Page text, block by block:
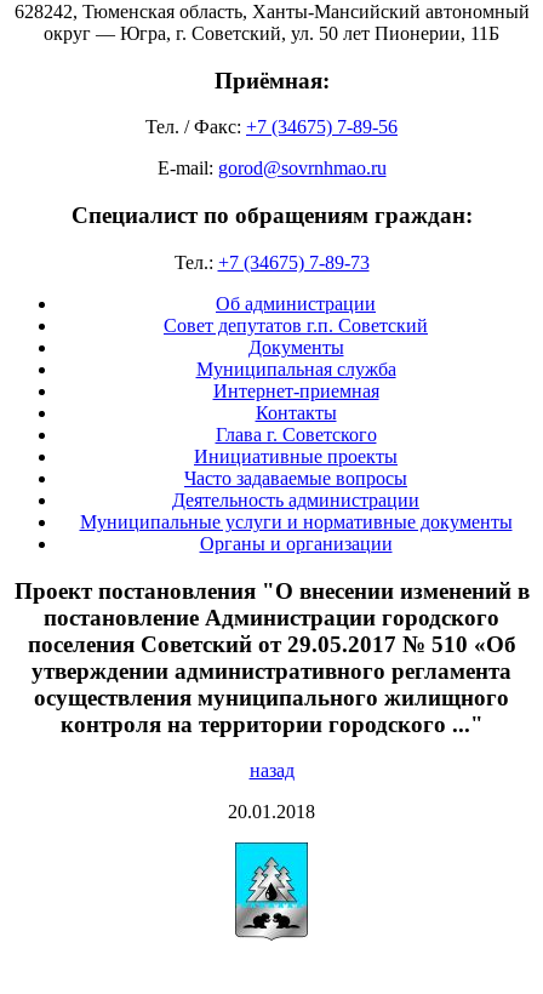
628242, Тюменская область, Ханты-Мансийский автономный
округ — Югра, г. Советский, ул. 50 лет Пионерии, 11Б
Приёмная:
Тел. / Факс: +7 (34675) 7-89-56
E-mail: gorod@sovrnhmao.ru
Специалист по обращениям граждан:
Тел.: +7 (34675) 7-89-73
Об администрации
Совет депутатов г.п. Советский
Документы
Муниципальная служба
Интернет-приемная
Контакты
Глава г. Советского
Инициативные проекты
Часто задаваемые вопросы
Деятельность администрации
Муниципальные услуги и нормативные документы
Органы и организации
Проект постановления "О внесении изменений в
постановление Администрации городского
поселения Советский от 29.05.2017 № 510 «Об
утверждении административного регламента
осуществления муниципального жилищного
контроля на территории городского ..."
назад
20.01.2018